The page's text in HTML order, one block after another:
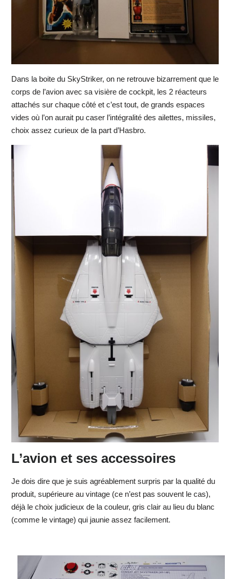
Dans la boite du SkyStriker, on ne retrouve bizarrement que le
corps de l’avion avec sa visière de cockpit, les 2 réacteurs
attachés sur chaque côté et c’est tout, de grands espaces
vides où l’on aurait pu caser l’intégralité des ailettes, missiles,
choix assez curieux de la part d’Hasbro.
L’avion et ses accessoires
Je dois dire que je suis agréablement surpris par la qualité du
produit, supérieure au vintage (ce n’est pas souvent le cas),
déjà le choix judicieux de la couleur, gris clair au lieu du blanc
(comme le vintage) qui jaunie assez facilement.